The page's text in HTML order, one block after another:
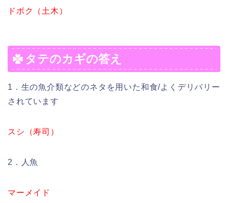
ドボク（土木）
タテのカギの答え
1．生の魚介類などのネタを用いた和食/よくデリバリー
されています
スシ（寿司）
2．人魚
マーメイド